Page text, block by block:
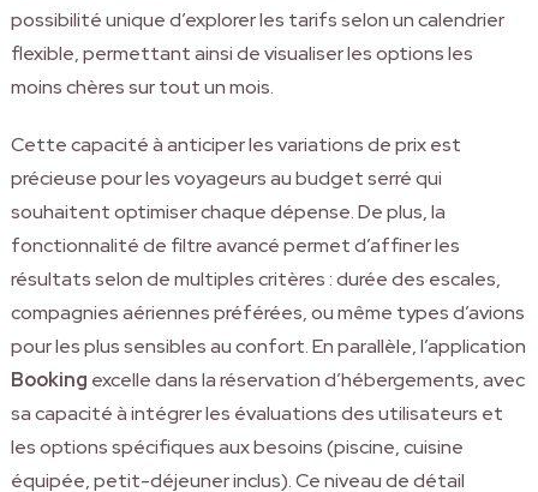
possibilité unique d’explorer les tarifs selon un calendrier
flexible, permettant ainsi de visualiser les options les
moins chères sur tout un mois.
Cette capacité à anticiper les variations de prix est
précieuse pour les voyageurs au budget serré qui
souhaitent optimiser chaque dépense. De plus, la
fonctionnalité de filtre avancé permet d’affiner les
résultats selon de multiples critères : durée des escales,
compagnies aériennes préférées, ou même types d’avions
pour les plus sensibles au confort. En parallèle, l’application
Booking excelle dans la réservation d’hébergements, avec
sa capacité à intégrer les évaluations des utilisateurs et
les options spécifiques aux besoins (piscine, cuisine
équipée, petit-déjeuner inclus). Ce niveau de détail